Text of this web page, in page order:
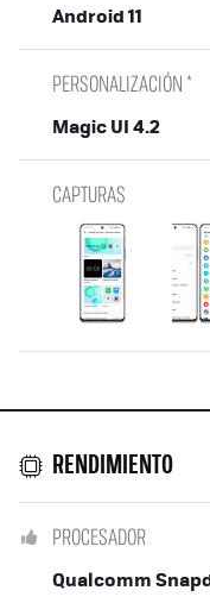
Android 11
PERSONALIZACIÓN *
Magic UI 4.2
CAPTURAS
RENDIMIENTO
PROCESADOR
Qualcomm